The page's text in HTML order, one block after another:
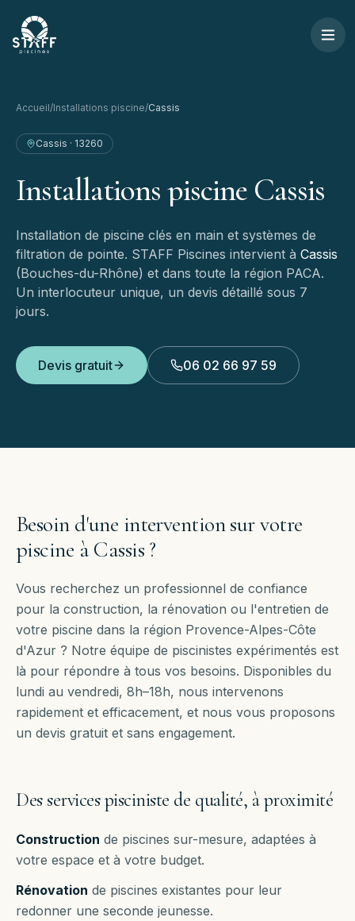
STAFF Piscines — Accueil
Accueil/Installations piscine/Cassis
Cassis · 13260
Installationspiscine Cassis
Installation de piscine clés en main et systèmes de
filtration de pointe. STAFF Piscines intervient à Cassis
(Bouches-du-Rhône) et dans toute la région PACA.
Un interlocuteur unique, un devis détaillé sous 7
jours.
Devis gratuit 06 02 66 97 59
Besoin d'une intervention sur votre
piscine àCassis ?
Vous recherchez un professionnel de confiance
pour la construction, la rénovation ou l'entretien de
votre piscine dans la région Provence-Alpes-Côte
d'Azur ? Notre équipe de piscinistes expérimentés est
là pour répondre à tous vos besoins. Disponibles du
lundi au vendredi, 8h–18h, nous intervenons
rapidement et efficacement, et nous vous proposons
un devis gratuit et sans engagement.
Des services pisciniste de qualité, à proximité
Construction de piscines sur-mesure, adaptées à
votre espace et à votre budget.
Rénovation de piscines existantes pour leur
redonner une seconde jeunesse.